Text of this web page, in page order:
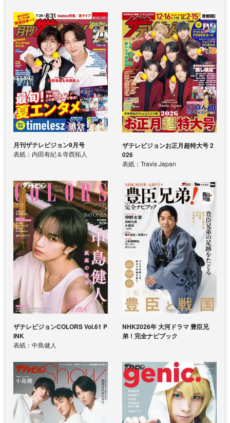
月刊ザテレビジョン9月号
表紙：内田有紀＆寺西拓人
ザテレビジョンお正月超特大号 2
026
表紙：Travis Japan
ザテレビジョンCOLORS Vol.61 P
INK
表紙：中島健人
NHK2026年 大河ドラマ 豊臣兄
弟！完全ナビブック